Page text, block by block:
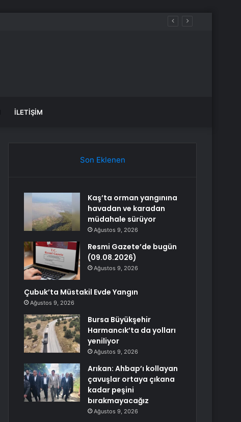
İLETIŞIM
Son Eklenen
Kaş’ta orman yangınına
havadan ve karadan
müdahale sürüyor
Ağustos 9, 2026
Resmi Gazete’de bugün
(09.08.2026)
Ağustos 9, 2026
Çubuk’ta Müstakil Evde Yangın
Ağustos 9, 2026
Bursa Büyükşehir
Harmancık’ta da yolları
yeniliyor
Ağustos 9, 2026
Arıkan: Ahbap’ı kollayan
çavuşlar ortaya çıkana
kadar peşini
bırakmayacağız
Ağustos 9, 2026